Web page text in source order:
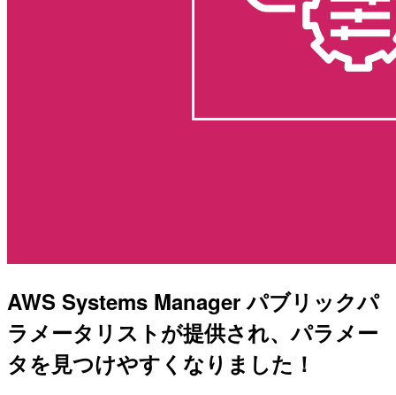
AWS Systems Manager パブリックパ
ラメータリストが提供され、パラメー
タを見つけやすくなりました！